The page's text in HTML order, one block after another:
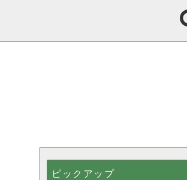
ピックアップ